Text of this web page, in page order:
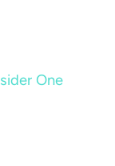
One